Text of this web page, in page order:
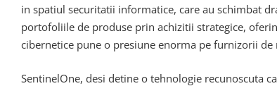
in spatiul securitatii informatice, care au schimbat
portofoliile de produse prin achizitii strategice,
cibernetice pune o presiune enorma pe furnizorii de
SentinelOne, desi detine o tehnologie recunoscuta